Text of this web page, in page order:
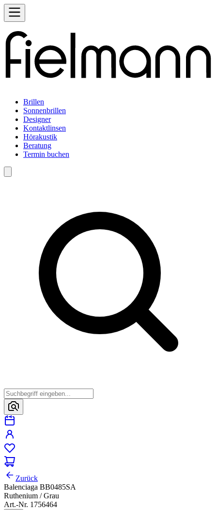
Brillen
Sonnenbrillen
Designer
Kontaktlinsen
Hörakustik
Beratung
Termin buchen
Zurück
Balenciaga BB0485SA
Ruthenium / Grau
Art.-Nr. 1756464